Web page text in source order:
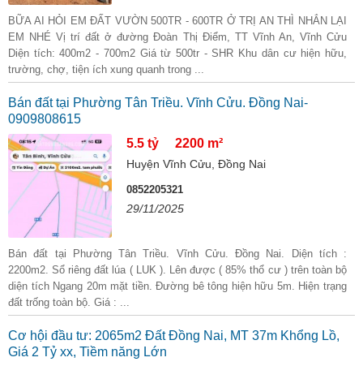
BỮA AI HỎI EM ĐẤT VƯỜN 500TR - 600TR Ở TRỊ AN THÌ NHẮN LẠI
EM NHÉ Vị trí đất ở đường Đoàn Thị Điểm, TT Vĩnh An, Vĩnh Cửu
Diện tích: 400m2 - 700m2 Giá từ 500tr - SHR Khu dân cư hiện hữu,
trường, chợ, tiện ích xung quanh trong ...
Bán đất tại Phường Tân Triều. Vĩnh Cửu. Đồng Nai-
0909808615
5.5 tỷ
2200 m²
Huyện Vĩnh Cửu, Đồng Nai
0852205321
29/11/2025
Bán đất tại Phường Tân Triều. Vĩnh Cửu. Đồng Nai. Diện tích :
2200m2. Sổ riêng đất lúa ( LUK ). Lên được ( 85% thổ cư ) trên toàn bộ
diện tích Ngang 20m mặt tiền. Đường bê tông hiện hữu 5m. Hiện trạng
đất trống toàn bộ. Giá : ...
Cơ hội đầu tư: 2065m2 Đất Đồng Nai, MT 37m Khổng Lồ,
Giá 2 Tỷ xx, Tiềm năng Lớn